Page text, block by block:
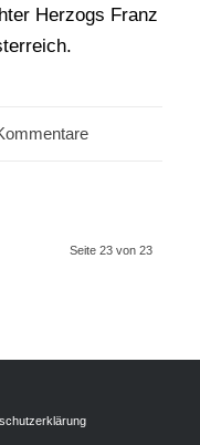
Herzogs Franz
Seite 23 von 23